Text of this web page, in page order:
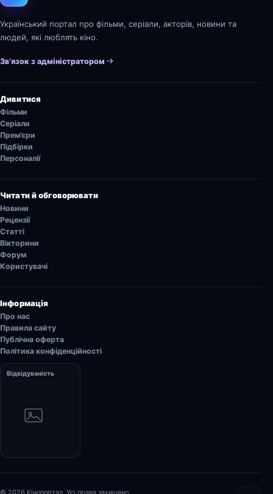
Український портал про фільми, серіали, акторів, новини та
людей, які люблять кіно.
Зв’язок з адміністратором
Дивитися
Фільми
Серіали
Прем’єри
Підбірки
Персоналії
Читати й обговорювати
Новини
Рецензії
Статті
Вікторини
Форум
Користувачі
Інформація
Про нас
Правила сайту
Публічна оферта
Політика конфіденційності
Відвідуваність
© 2026 Кінопортал. Усі права захищено.